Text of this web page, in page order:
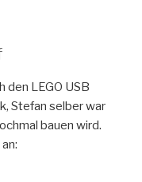
den LEGO USB
Stefan selber war
bauen wird.